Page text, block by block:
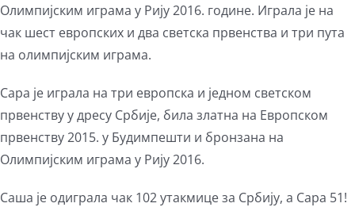
Олимпијским играма у Рију 2016. године. Играла је на
чак шест европских и два светска првенства и три пута
на олимпијским играма.
Сара је играла на три европска и једном светском
првенству у дресу Србије, била златна на Европском
првенству 2015. у Будимпешти и бронзана на
Олимпијским играма у Рију 2016.
Саша је одиграла чак 102 утакмице за Србију, а Сара 51!